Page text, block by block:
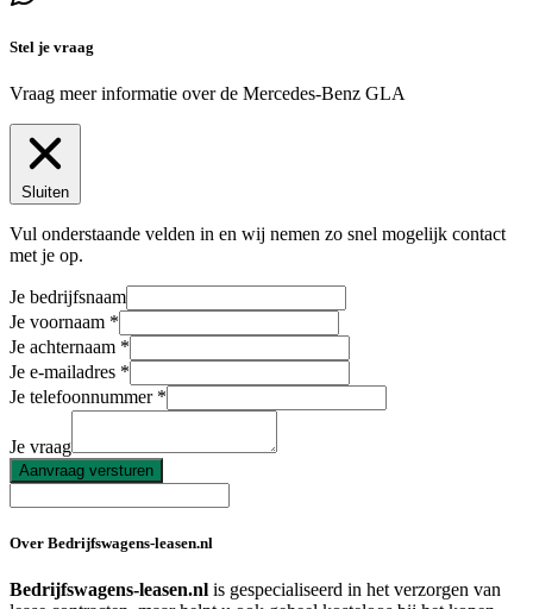
Stel je vraag
Vraag meer informatie over de Mercedes-Benz GLA
Sluiten
Vul onderstaande velden in en wij nemen zo snel mogelijk contact
met je op.
Je bedrijfsnaam
Je voornaam
Je achternaam
Je e-mailadres
Je telefoonnummer
Je vraag
Aanvraag versturen
Over Bedrijfswagens-leasen.nl
Bedrijfswagens-leasen.nl is gespecialiseerd in het verzorgen van